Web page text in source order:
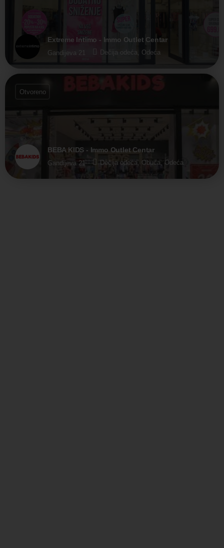
Extreme Intimo - Immo Outlet Centar
Gandijeva 21 Dečija odeća, Odeća
BEBA KIDS - Immo Outlet Centar
Gandijeva 21 Dečija odeća, Obuća, Odeća
Otvoreno